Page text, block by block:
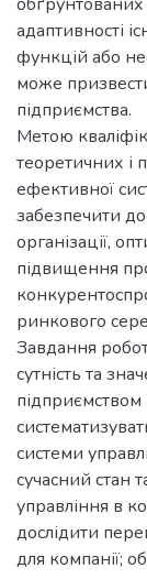
адаптивності
функцій або
може
підприємства.
Метою
теоретичних і
ефективної
забезпечити
організації,
підвищення
ринкового
Завдання
сутність та
системи
сучасний стан
управління в
дослідити
для компанії;